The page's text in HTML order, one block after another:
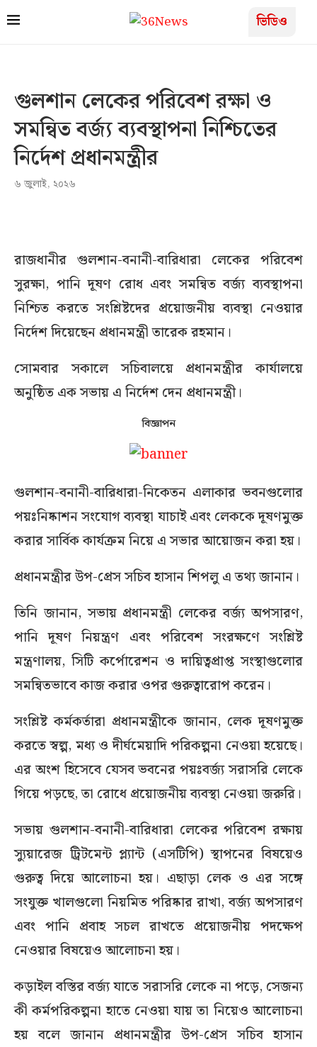
ভিডিও
গুলশান লেকের পরিবেশ রক্ষা ও
সমন্বিত বর্জ্য ব্যবস্থাপনা নিশ্চিতের
নির্দেশ প্রধানমন্ত্রীর
৬ জুলাই, ২০২৬
রাজধানীর গুলশান-বনানী-বারিধারা লেকের পরিবেশ
সুরক্ষা, পানি দূষণ রোধ এবং সমন্বিত বর্জ্য ব্যবস্থাপনা
নিশ্চিত করতে সংশ্লিষ্টদের প্রয়োজনীয় ব্যবস্থা নেওয়ার
নির্দেশ দিয়েছেন প্রধানমন্ত্রী তারেক রহমান।
সোমবার সকালে সচিবালয়ে প্রধানমন্ত্রীর কার্যালয়ে
অনুষ্ঠিত এক সভায় এ নির্দেশ দেন প্রধানমন্ত্রী।
বিজ্ঞাপন
গুলশান-বনানী-বারিধারা-নিকেতন এলাকার ভবনগুলোর
পয়ঃনিষ্কাশন সংযোগ ব্যবস্থা যাচাই এবং লেককে দূষণমুক্ত
করার সার্বিক কার্যক্রম নিয়ে এ সভার আয়োজন করা হয়।
প্রধানমন্ত্রীর উপ-প্রেস সচিব হাসান শিপলু এ তথ্য জানান।
তিনি জানান, সভায় প্রধানমন্ত্রী লেকের বর্জ্য অপসারণ,
পানি দূষণ নিয়ন্ত্রণ এবং পরিবেশ সংরক্ষণে সংশ্লিষ্ট
মন্ত্রণালয়, সিটি কর্পোরেশন ও দায়িত্বপ্রাপ্ত সংস্থাগুলোর
সমন্বিতভাবে কাজ করার ওপর গুরুত্বারোপ করেন।
সংশ্লিষ্ট কর্মকর্তারা প্রধানমন্ত্রীকে জানান, লেক দূষণমুক্ত
করতে স্বল্প, মধ্য ও দীর্ঘমেয়াদি পরিকল্পনা নেওয়া হয়েছে।
এর অংশ হিসেবে যেসব ভবনের পয়ঃবর্জ্য সরাসরি লেকে
গিয়ে পড়ছে, তা রোধে প্রয়োজনীয় ব্যবস্থা নেওয়া জরুরি।
সভায় গুলশান-বনানী-বারিধারা লেকের পরিবেশ রক্ষায়
স্যুয়ারেজ ট্রিটমেন্ট প্ল্যান্ট (এসটিপি) স্থাপনের বিষয়েও
গুরুত্ব দিয়ে আলোচনা হয়। এছাড়া লেক ও এর সঙ্গে
সংযুক্ত খালগুলো নিয়মিত পরিষ্কার রাখা, বর্জ্য অপসারণ
এবং পানি প্রবাহ সচল রাখতে প্রয়োজনীয় পদক্ষেপ
নেওয়ার বিষয়েও আলোচনা হয়।
কড়াইল বস্তির বর্জ্য যাতে সরাসরি লেকে না পড়ে, সেজন্য
কী কর্মপরিকল্পনা হাতে নেওয়া যায় তা নিয়েও আলোচনা
হয় বলে জানান প্রধানমন্ত্রীর উপ-প্রেস সচিব হাসান